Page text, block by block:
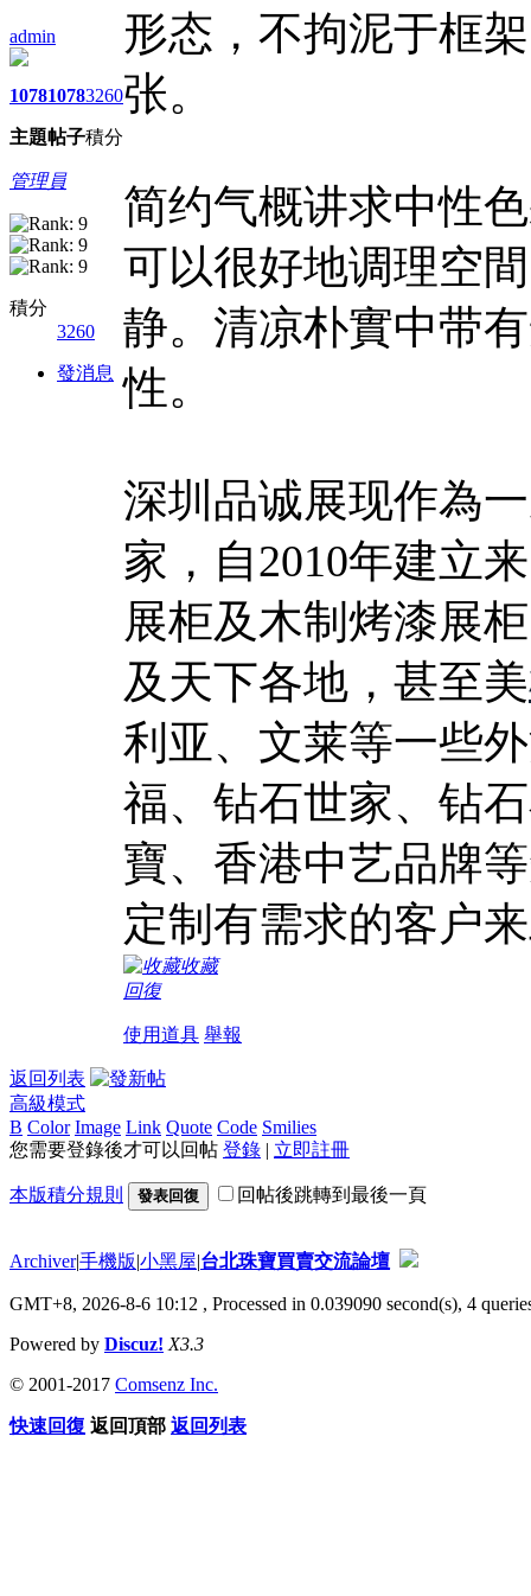
admin
1078
主題
1078
帖子
3260
積分
管理員
積分
3260
發消息
形态，不拘泥于框
张。
简约气概讲求中性
可以很好地调理空
静。清凉朴實中带
性。
深圳品诚展现作為
家，自2010年建立
展柜及木制烤漆展
及天下各地，甚至美
利亚、文莱等一些
福、钻石世家、钻
寶、香港中艺品牌
定制有需求的客户
收藏
回復
使用道具 舉報
返回列表
高級模式
B Color Image Link Quote Code Smilies
您需要登錄後才可以回帖 登錄 | 立即註冊
本版積分規則 發表回復 回帖後跳轉到最後一頁
Archiver|手機版|小黑屋|台北珠寶買賣交流論壇
GMT+8, 2026-8-6 10:12 , Processed in 0.039090 second(s), 4
Powered by Discuz! X3.3
© 2001-2017 Comsenz Inc.
快速回復 返回頂部 返回列表